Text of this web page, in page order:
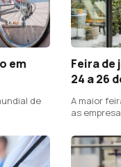
em
de
Feira de
24 a 26
A maior
as